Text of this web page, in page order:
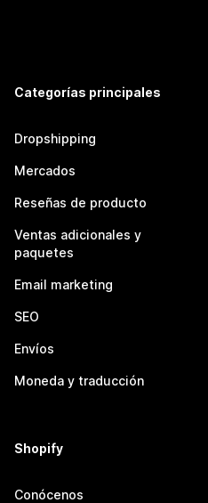
Categorías principales
Dropshipping
Mercados
Reseñas de producto
Ventas adicionales y
paquetes
Email marketing
SEO
Envíos
Moneda y traducción
Shopify
Conócenos